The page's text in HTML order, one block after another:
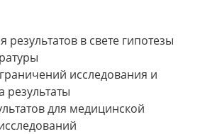
результатов в свете гипотезы
исследования и
результаты
для медицинской